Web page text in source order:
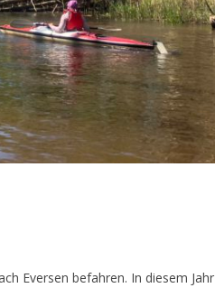
Eversen befahren. In diesem Jahr